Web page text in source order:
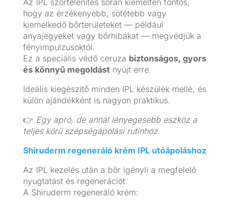
hogy az érzékenyebb, sötétebb vagy
kiemelkedő bőrterületeket — például
anyajegyeket vagy bőrhibákat — megvédjük a
fényimpulzusoktól.
Ez a speciális védő ceruza biztonságos, gyors
és könnyű megoldástnyújt erre.
Ideális kiegészítő minden IPL készülék mellé, és
külön ajándékként is nagyon praktikus.
👉 Egy apró, de annál lényegesebb eszköz a
teljes körű szépségápolási rutinhoz.
Shiruderm regeneráló krém IPL utóápoláshoz
Az IPL kezelés után a bőr igényli a megfelelő
nyugtatást és regenerációt.
A Shiruderm regeneráló krém: